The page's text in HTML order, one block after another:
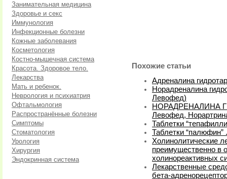
Занимательная медицина
Здоровье и секс
Иммунология
Инфекционные болезни
Кожные заболевания
Косметология
Костно-мышечная система
Красота. Здоровое тело.
Лекарства
Мать и ребенок.
Неврология и психиатрия
Офтальмология
Распространённые болезни
Симптомы
Стоматология
Урология
Хирургия
Эндокринная система
Похожие статьи
Адреналина
Норадреналина
Левофед)
НОРАДРЕНАЛИНА
Левофед,
Таблетки
Таблетки “палюфин”
Холинолитические
преимущественно в
холинореактивных
Лекарственные
бета-